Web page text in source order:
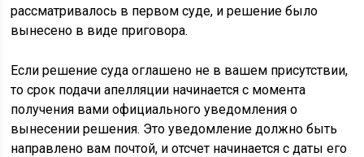
рассматривалось в первом суде, и решение было
вынесено в виде приговора.
Если решение суда оглашено не в вашем присутствии,
то срок подачи апелляции начинается с момента
получения вами официального уведомления о
вынесении решения. Это уведомление должно быть
направлено вам почтой, и отсчет начинается с даты его